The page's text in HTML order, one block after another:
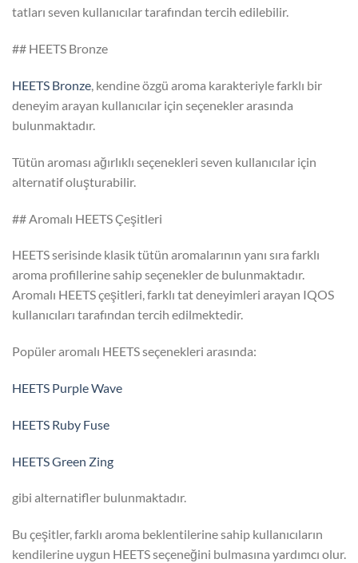
tatları seven kullanıcılar tarafından tercih edilebilir.
## HEETS Bronze
HEETS Bronze, kendine özgü aroma karakteriyle farklı bir
deneyim arayan kullanıcılar için seçenekler arasında
bulunmaktadır.
Tütün aroması ağırlıklı seçenekleri seven kullanıcılar için
alternatif oluşturabilir.
## Aromalı HEETS Çeşitleri
HEETS serisinde klasik tütün aromalarının yanı sıra farklı
aroma profillerine sahip seçenekler de bulunmaktadır.
Aromalı HEETS çeşitleri, farklı tat deneyimleri arayan IQOS
kullanıcıları tarafından tercih edilmektedir.
Popüler aromalı HEETS seçenekleri arasında:
HEETS Purple Wave
HEETS Ruby Fuse
HEETS Green Zing
gibi alternatifler bulunmaktadır.
Bu çeşitler, farklı aroma beklentilerine sahip kullanıcıların
kendilerine uygun HEETS seçeneğini bulmasına yardımcı olur.